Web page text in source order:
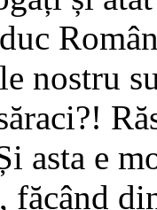
nostru
asta e
făcând